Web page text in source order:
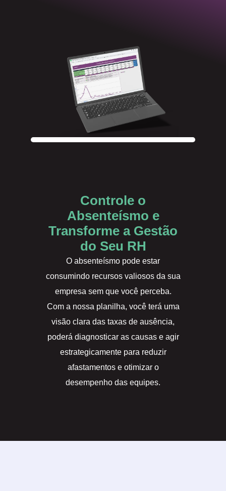
Controle o
Absenteísmo e
Transforme a Gestão
do Seu RH
O absenteísmo pode estar
consumindo recursos valiosos da sua
empresa sem que você perceba.
Com a nossa planilha, você terá uma
visão clara das taxas de ausência,
poderá diagnosticar as causas e agir
estrategicamente para reduzir
afastamentos e otimizar o
desempenho das equipes.